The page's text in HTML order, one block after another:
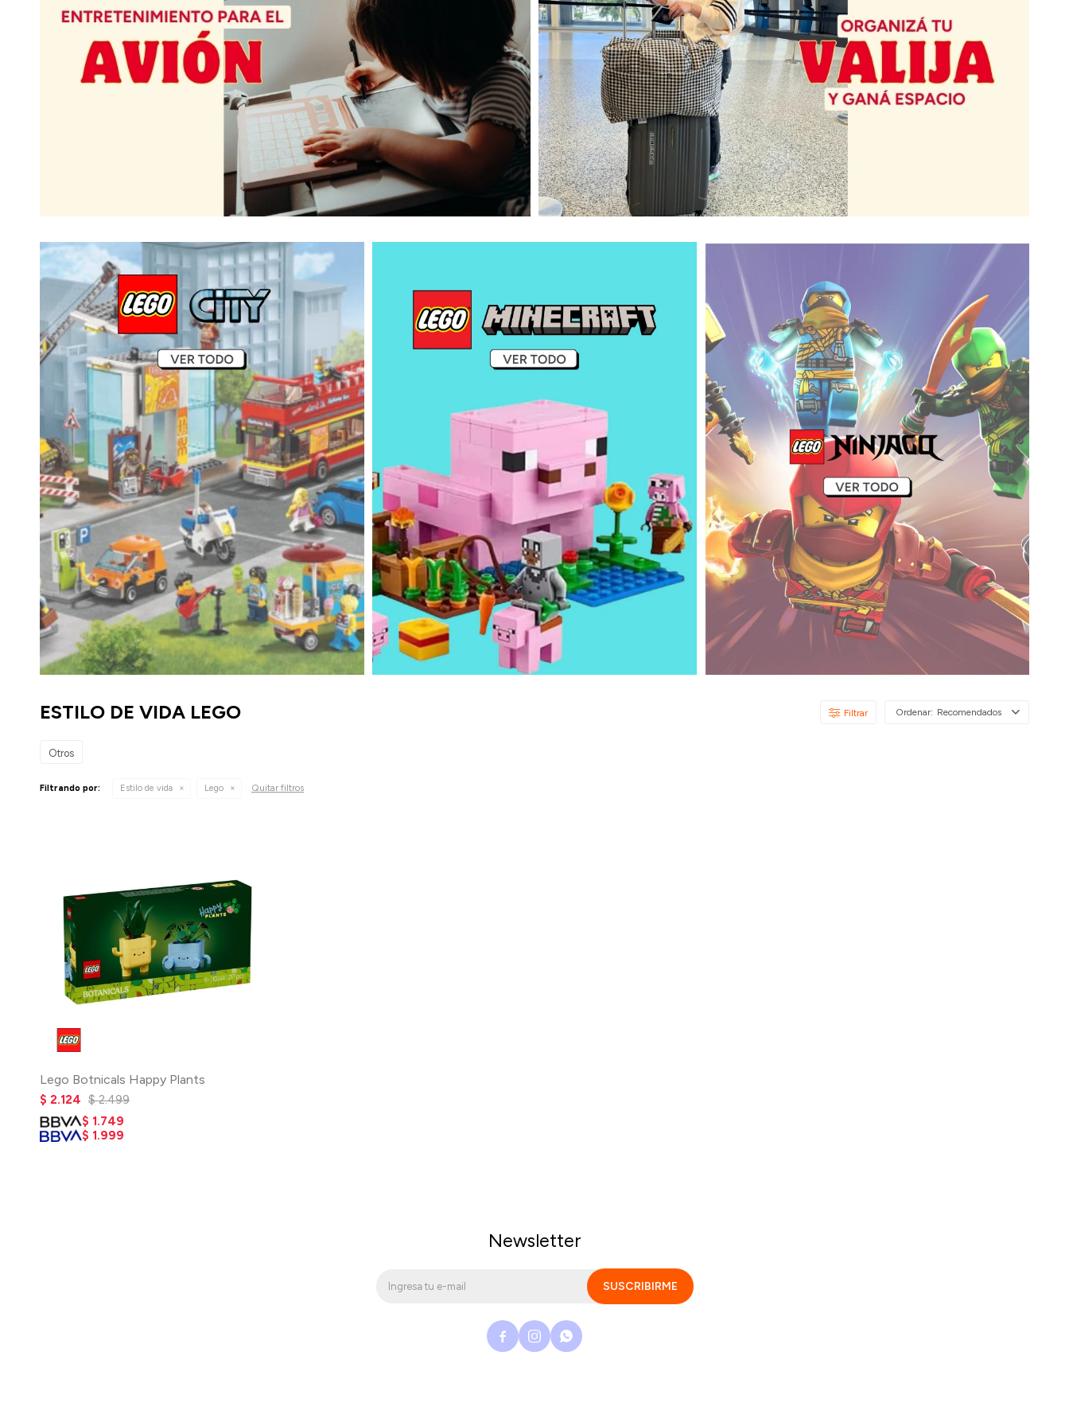
ESTILO DE VIDA LEGO Recomendados
Otros
Filtrando por: Estilo de vida Lego Quitar filtros
Lego Botnicals Happy Plants
$ 2.124 $ 2.499
$ 1.749
$ 1.999
Newsletter
SUSCRIBIRME
  